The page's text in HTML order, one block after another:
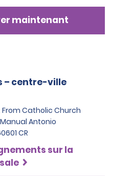
maintenant
– centre-ville
From Catholic Church
Antonio
CR
sur la